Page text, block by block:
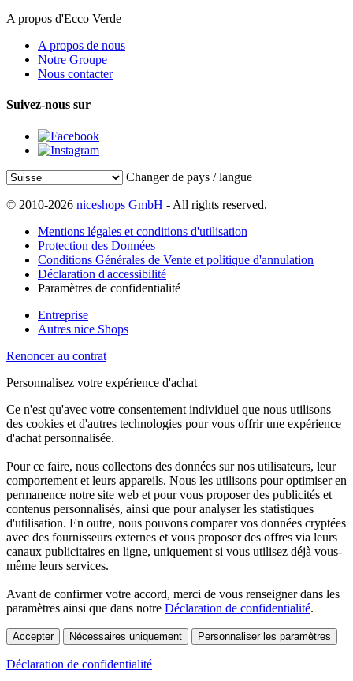
A propos d'Ecco Verde
A propos de nous
Notre Groupe
Nous contacter
Suivez-nous sur
Changer de pays / langue
© 2010-2026 niceshops GmbH - All rights reserved.
Mentions légales et conditions d'utilisation
Protection des Données
Conditions Générales de Vente et politique d'annulation
Déclaration d'accessibilité
Paramètres de confidentialité
Entreprise
Autres nice Shops
Renoncer au contrat
Personnalisez votre expérience d'achat
Ce n'est qu'avec votre consentement individuel que nous utilisons
des cookies et d'autres technologies pour vous offrir une expérience
d'achat personnalisée.
Pour ce faire, nous collectons des données sur nos utilisateurs, leur
comportement et leurs appareils. Nous les utilisons pour optimiser en
permanence notre site web et pour vous proposer des publicités et
contenus personnalisés, ainsi que pour analyser les statistiques
d'utilisation. En outre, nous pouvons comparer vos données cryptées
avec des fournisseurs externes et vous proposer des offres via leurs
canaux publicitaires en ligne, uniquement si vous utilisez déjà vous-
même leurs services.
Avant de confirmer votre accord, merci de vous renseigner dans les
paramètres ainsi que dans notre Déclaration de confidentialité.
Accepter Nécessaires uniquement Personnaliser les paramètres
Déclaration de confidentialité